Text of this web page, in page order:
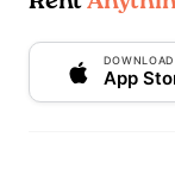
App